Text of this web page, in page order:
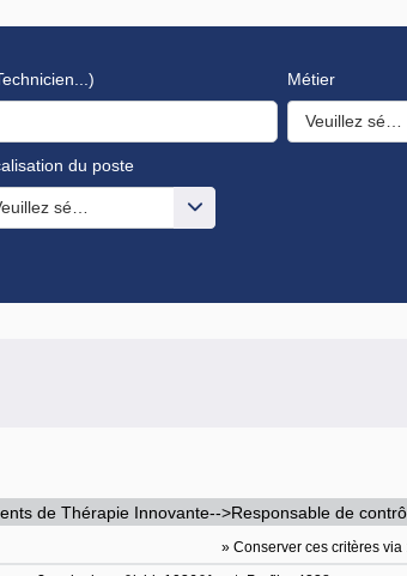
Métier
Veuillez
du poste
sélectionner une ou des valeurs
de Thérapie Innovante-->Responsable de
» Conserver ces critères via